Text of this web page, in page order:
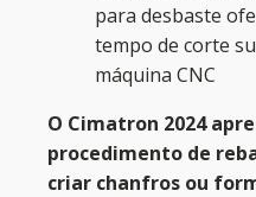
para desbaste
tempo de corte
máquina CNC
O Cimatron 2024
procedimento de
criar chanfros ou